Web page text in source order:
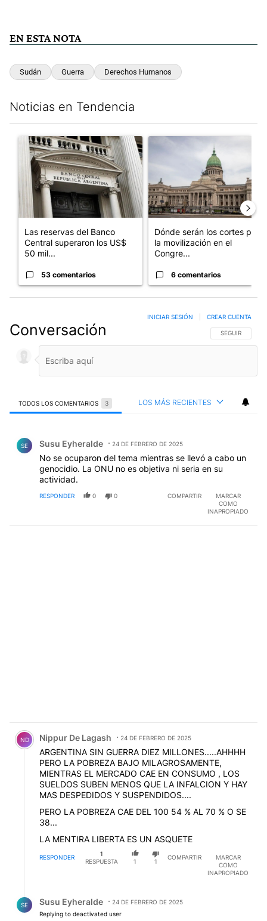
EN ESTA NOTA
Sudán Guerra Derechos Humanos
Noticias en Tendencia
Un artículo de tendencia con el título "Las reservas del Banco
Las reservas del Banco
Central superaron los US$
50 mil...
53 comentarios
Un artículo de tendencia
Dónde serán los cortes por
la movilización en el
Congre...
6 comentarios
Conversación SIGA ESTA
SEGUIR
INICIAR SESIÓN CREAR CUENTA
TODOS LOS COMENTARIOS 3 LOS MÁS RECIENTES
SE Susu Eyheralde 24 DE FEBRERO DE 2025
No se ocuparon del tema mientras se llevó a cabo un
genocidio. La ONU no es objetiva ni seria en su
actividad.
RESPONDER 0 0 COMPARTIR
MARCAR
COMO
INAPROPIADO
Comentario de Nippur De Lagash.
ND Nippur De Lagash 24 DE FEBRERO DE 2025
ARGENTINA SIN GUERRA DIEZ MILLONES.....AHHHH
PERO LA POBREZA BAJO MILAGROSAMENTE,
MIENTRAS EL MERCADO CAE EN CONSUMO , LOS
SUELDOS SUBEN MENOS QUE LA INFALCION Y HAY
MAS DESPEDIDOS Y SUSPENDIDOS....
PERO LA POBREZA CAE DEL 100 54 % AL 70 % O SE
38...
LA MENTIRA LIBERTA ES UN ASQUETE
RESPONDER
1
RESPUESTA
1 1
COMPARTIR
MARCAR
COMO
INAPROPIADO
SE Susu Eyheralde
24 DE FEBRERO DE 2025
Replying to deactivated user